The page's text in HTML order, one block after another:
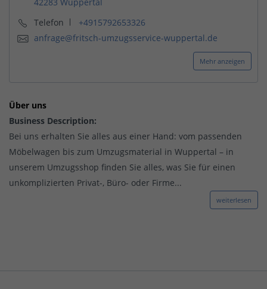
Telefon
+4915792653326
anfrage@fritsch-umzugsservice-wuppertal.de
Mehr anzeigen
Über uns
Business Description:
Bei uns erhalten Sie alles aus einer Hand: vom passenden
Möbelwagen bis zum Umzugsmaterial in Wuppertal – in
unserem Umzugsshop finden Sie alles, was Sie für einen
unkomplizierten Privat-, Büro- oder Firme...
weiterlesen